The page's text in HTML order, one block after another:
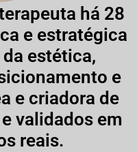
há 28
e estratégica
estética,
e
e criadora de
validados em
reais.